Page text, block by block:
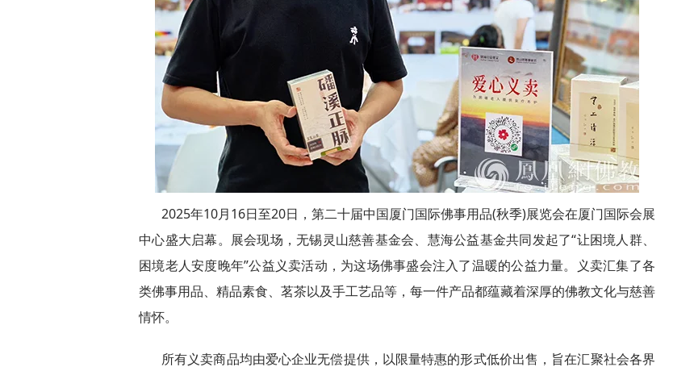
2025年10月16日至20日，第二十届中国厦门国际佛事用品(秋季)展览会在厦门国际会展
中心盛大启幕。展会现场，无锡灵山慈善基金会、慧海公益基金共同发起了“让困境人群、
困境老人安度晚年”公益义卖活动，为这场佛事盛会注入了温暖的公益力量。义卖汇集了各
类佛事用品、精品素食、茗茶以及手工艺品等，每一件产品都蕴藏着深厚的佛教文化与慈善
情怀。
所有义卖商品均由爱心企业无偿提供，以限量特惠的形式低价出售，旨在汇聚社会各界